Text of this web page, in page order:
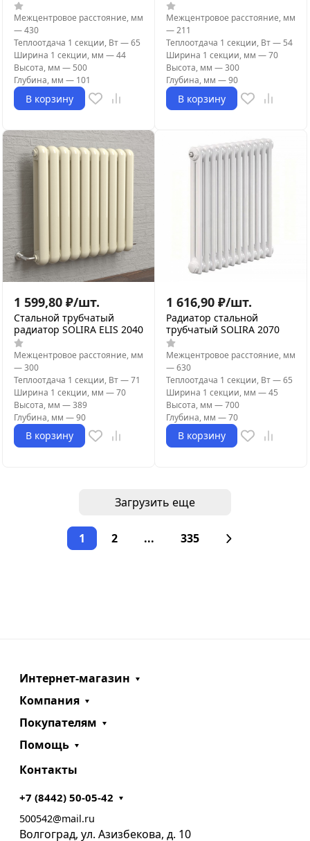
Межцентровое расстояние, мм
—430
Теплоотдача 1 секции, Вт—65
Ширина 1 секции, мм —44
Высота, мм — 500
Глубина, мм — 101
В корзину
Межцентровое расстояние, мм
—211
Теплоотдача 1 секции, Вт— 54
Ширина 1 секции, мм —70
Высота, мм —300
Глубина, мм —90
В корзину
1 599,80 ₽/шт.
Стальной трубчатый
радиатор SOLIRA ELIS 2040
Межцентровое расстояние, мм
—300
Теплоотдача 1 секции, Вт—71
Ширина 1 секции, мм —70
Высота, мм —389
Глубина, мм —90
В корзину
1 616,90 ₽/шт.
Радиатор стальной
трубчатый SOLIRA 2070
Межцентровое расстояние, мм
—630
Теплоотдача 1 секции, Вт—65
Ширина 1 секции, мм —45
Высота, мм —700
Глубина, мм —70
В корзину
Загрузить еще
1 2 ... 335
Интернет-магазин
Компания
Покупателям
Помощь
Контакты
+7 (8442) 50-05-42
500542@mail.ru
Волгоград, ул. Азизбекова, д. 10